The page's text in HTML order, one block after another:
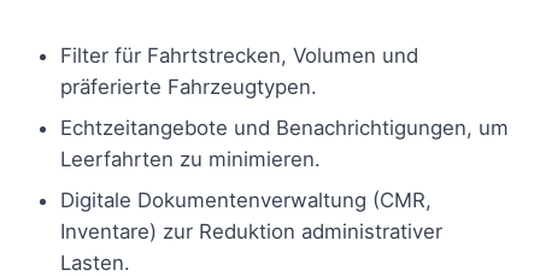
Filter für Fahrtstrecken, Volumen und
präferierte Fahrzeugtypen.
Echtzeitangebote und Benachrichtigungen, um
Leerfahrten zu minimieren.
Digitale Dokumentenverwaltung (CMR,
Inventare) zur Reduktion administrativer
Lasten.